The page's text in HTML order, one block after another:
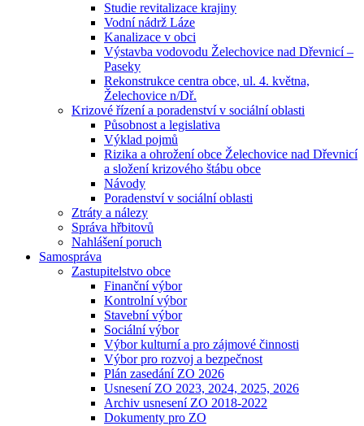
Studie revitalizace krajiny
Vodní nádrž Láze
Kanalizace v obci
Výstavba vodovodu Želechovice nad Dřevnicí –
Paseky
Rekonstrukce centra obce, ul. 4. května,
Želechovice n/Dř.
Krizové řízení a poradenství v sociální oblasti
Působnost a legislativa
Výklad pojmů
Rizika a ohrožení obce Želechovice nad Dřevnicí
a složení krizového štábu obce
Návody
Poradenství v sociální oblasti
Ztráty a nálezy
Správa hřbitovů
Nahlášení poruch
Samospráva
Zastupitelstvo obce
Finanční výbor
Kontrolní výbor
Stavební výbor
Sociální výbor
Výbor kulturní a pro zájmové činnosti
Výbor pro rozvoj a bezpečnost
Plán zasedání ZO 2026
Usnesení ZO 2023, 2024, 2025, 2026
Archiv usnesení ZO 2018-2022
Dokumenty pro ZO